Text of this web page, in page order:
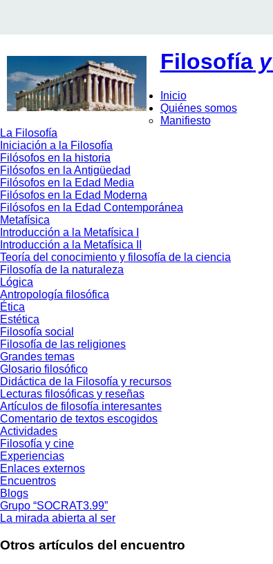
Filosofíay
Inicio
Quiénes somos
Manifiesto
La Filosofía
Iniciación a la Filosofía
Filósofos en la historia
Filósofos en la Antigüedad
Filósofos en la Edad Media
Filósofos en la Edad Moderna
Filósofos en la Edad Contemporánea
Metafísica
Introducción a la Metafísica I
Introducción a la Metafísica II
Teoría del conocimiento y filosofía de la ciencia
Filosofía de la naturaleza
Lógica
Antropología filosófica
Ética
Estética
Filosofía social
Filosofía de las religiones
Grandes temas
Glosario filosófico
Didáctica de la Filosofía y recursos
Lecturas filosóficas y reseñas
Artículos de filosofía interesantes
Comentario de textos escogidos
Actividades
Filosofía y cine
Experiencias
Enlaces externos
Encuentros
Blogs
Grupo “SOCRAT3.99”
La mirada abierta al ser
Otros artículos del encuentro